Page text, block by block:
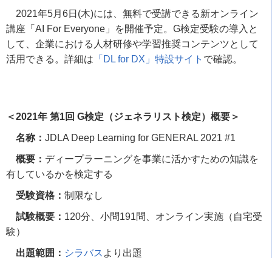
2021年5月 6日 (木)には、無料で受講できる新オンライン
講座「 AI For Everyone 」を開催予定。 G検定受験の導入と
して、企業における人材研修や学習推奨コンテンツとして
活用できる。詳細は 「 DL for DX 」特設サイト で確認。
＜2021年 第1回 G検定（ジェネラリスト検定）概要＞
名称： JDLA Deep Learning for GENERAL 2021 #1
概要： ディープラーニングを事業に活かすための知識を
有しているかを検定する
受験資格： 制限なし
試験概要： 120分、小問191問、オンライン実施（自宅受
験）
出題範囲： シラバス より出題